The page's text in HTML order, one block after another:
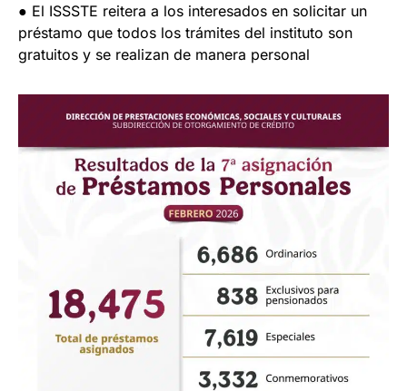
● El ISSSTE reitera a los interesados en solicitar un
préstamo que todos los trámites del instituto son
gratuitos y se realizan de manera personal